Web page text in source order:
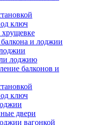
ключ
и лоджии
лоджию
балконов и
ключ
двери
вагонкой